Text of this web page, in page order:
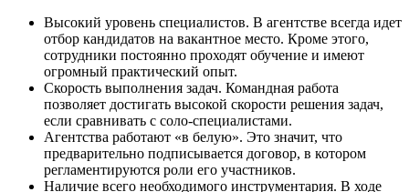
Высокий уровень специалистов. В агентстве всегда идет
отбор кандидатов на вакантное место. Кроме этого,
сотрудники постоянно проходят обучение и имеют
огромный практический опыт.
Скорость выполнения задач. Командная работа
позволяет достигать высокой скорости решения задач,
если сравнивать с соло-специалистами.
Агентства работают «в белую». Это значит, что
предварительно подписывается договор, в котором
регламентируются роли его участников.
Наличие всего необходимого инструментария. В ходе